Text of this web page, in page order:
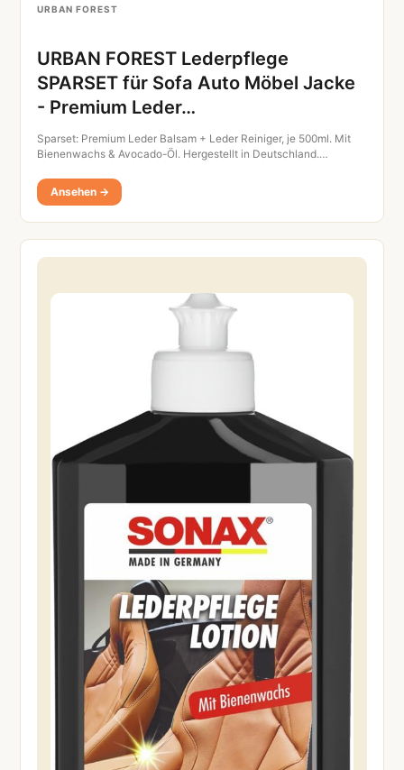
URBAN FOREST
URBAN FOREST Lederpflege
SPARSET für Sofa Auto Möbel Jacke
- Premium Leder…
Sparset: Premium Leder Balsam + Leder Reiniger, je 500ml. Mit
Bienenwachs & Avocado-Öl. Hergestellt in Deutschland.…
Ansehen →